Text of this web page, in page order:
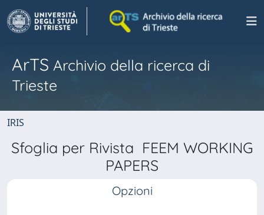
ArTS Archivio della ricerca di
Trieste
IRIS
Sfoglia per Rivista FEEM WORKING
PAPERS
Opzioni